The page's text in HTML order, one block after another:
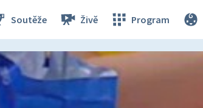
Soutěže Živě Program